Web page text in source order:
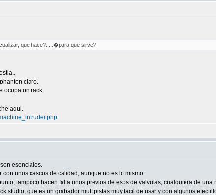
que hace?.....�para que sirve?
claro.
ocupa un rack.
aqui.
esenciales.
unos cascos de calidad, aunque no es lo mismo.
tampoco hacen falta unos previos de esos de valvulas, cualquiera de una
studio, que es un grabador multipistas muy facil de usar y con algunos